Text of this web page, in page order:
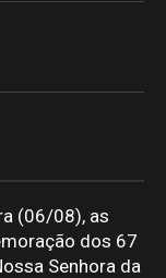
(06/08), as
dos 67
Senhora da